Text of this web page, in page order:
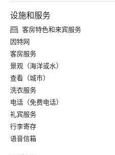
设施和服务
客房特色和来宾服务
因特网
客房服务
景观（海洋或水）
查看（城市）
洗衣服务
电话（免费电话）
礼宾服务
行李寄存
语音信箱